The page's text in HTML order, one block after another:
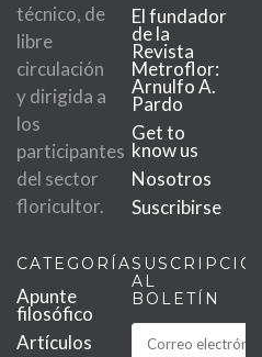
técnico, de
libre
circulación
y dirigida a
los
participantes
del sector
floricultor.
El fundador
de la
Revista
Metroflor:
Arnulfo A.
Pardo
Get to
know us
Nosotros
Suscribirse
CATEGORÍAS
Apunte
filosófico
Artículos
SUSCRIPCIÓN
AL
BOLETÍN